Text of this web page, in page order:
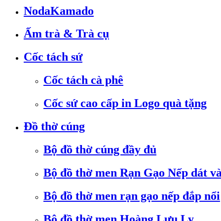
NodaKamado
Ấm trà & Trà cụ
Cốc tách sứ
Cốc tách cà phê
Cốc sứ cao cấp in Logo quà tặng
Đồ thờ cúng
Bộ đồ thờ cúng đầy đủ
Bộ đồ thờ men Rạn Gạo Nếp dát
Bộ đồ thờ men rạn gạo nếp đắp nổi